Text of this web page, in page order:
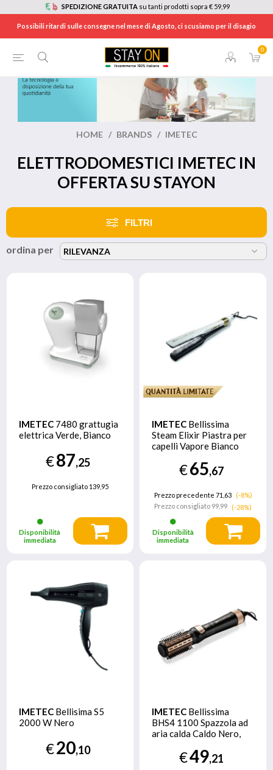
SPEDIZIONE GRATUITA su tanti prodotti sopra € 59,99
Possibili ritardi sulle consegne nel mese di Agosto, ci scusiamo per il disagio
0
HOME / BRANDS / IMETEC
ELETTRODOMESTICI IMETEC IN
OFFERTA SU STAYON
FILTRI
ordina per
IMETEC 7480 grattugia
elettrica Verde, Bianco
€87,25
Prezzo consigliato139,95
Disponibilità
immediata
IMETEC Bellissima
Steam Elixir Piastra per
capelli Vapore Bianco
€65,67
Prezzo precedente 71,63
(-8%)
Prezzo consigliato 99,99 (-28%)
Disponibilità
immediata
IMETEC Bellisima S5
2000 W Nero
€20,10
IMETEC Bellissima
BHS4 1100 Spazzola ad
aria calda Caldo Nero,
€49,21